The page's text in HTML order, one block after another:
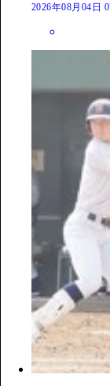
2026年08月04日